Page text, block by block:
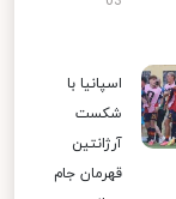
اسپانیا با
شکست
آرژانتین
قهرمان جام